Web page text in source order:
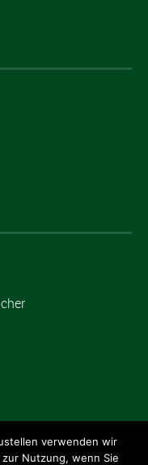
verwenden wir
Nutzung, wenn Sie